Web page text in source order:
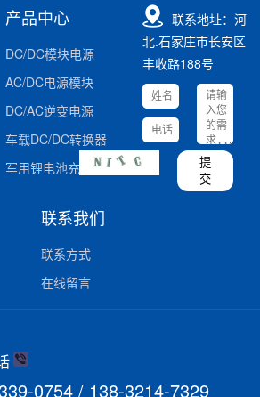
产品中心
DC/DC模块电源
AC/DC电源模块
DC/AC逆变电源
车载DC/DC转换器
军用锂电池充电器
联系我们
联系方式
在线留言
联系地址：河
北.石家庄市长安区
丰收路188号
提
交
0754 / 138-3214-7329